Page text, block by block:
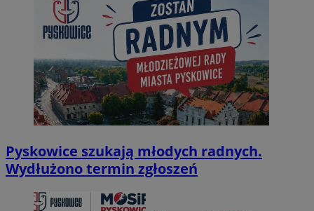
Pyskowice szukają młodych radnych.
Wydłużono termin zgłoszeń